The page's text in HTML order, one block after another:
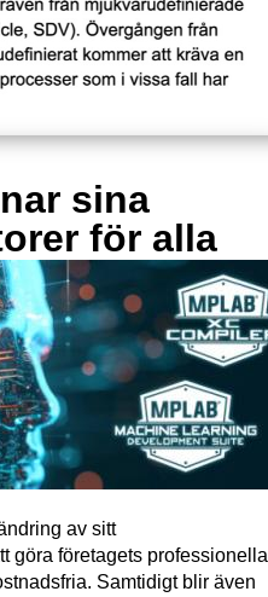
sina
för alla
av sitt
göra företagets professionella
Samtidigt blir även